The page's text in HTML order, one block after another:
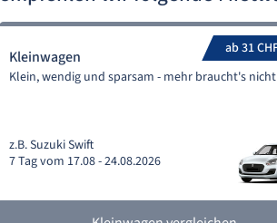
ab 31
Kleinwagen
Klein, wendig und sparsam - mehr braucht's
z.B. Suzuki Swift
7 Tag vom 17.08 - 24.08.2026